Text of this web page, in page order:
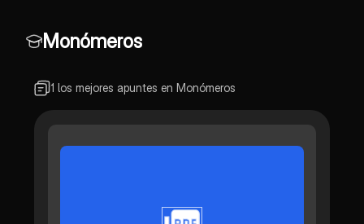
Monómeros
1 los mejores apuntes en Monómeros